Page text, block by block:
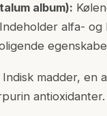
album):
alfa- og
Indisk madder, en